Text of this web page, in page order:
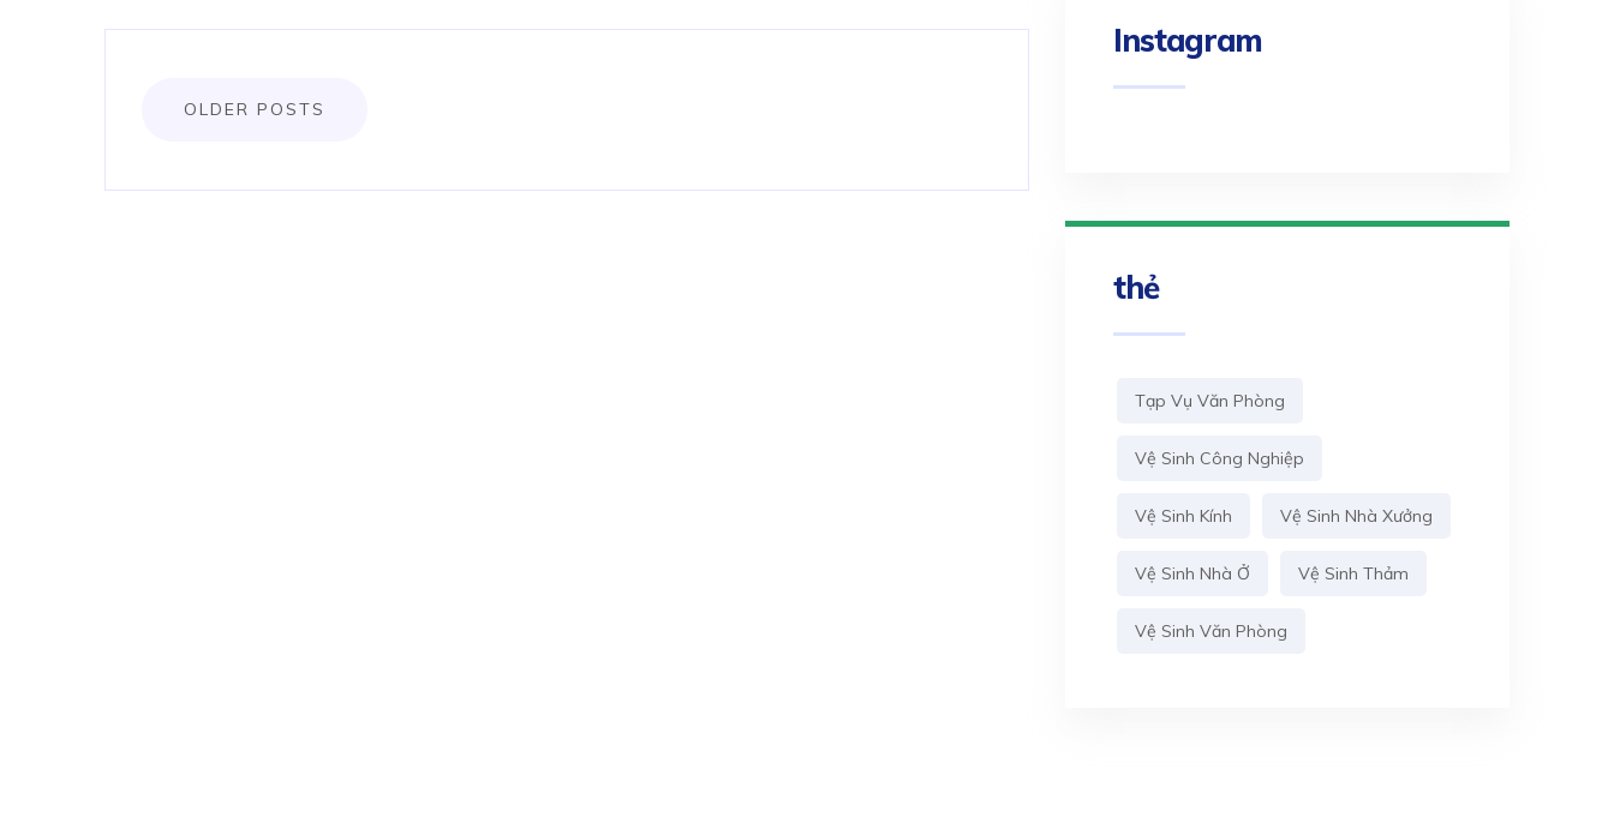
Posts
OLDER POSTS
Instagram
thẻ
Tạp Vụ Văn Phòng
Vệ Sinh Công Nghiệp
Vệ Sinh Kính Vệ Sinh Nhà Xưởng
Vệ Sinh Nhà Ở Vệ Sinh Thảm
Vệ Sinh Văn Phòng